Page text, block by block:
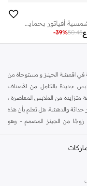
نظارة شمسية أفياتور بحماية من الأشعة فوق البنفسجية
50.45
-39%
تجارية في عام 1981 متخصصة في اقمشة الحينز و مستوحاة من
جديدة بالكامل من الأصناف
من الملابس المعاصرة ،
حداثة والدهشة، هل تعلم بأن هذه
زوجًا من الجينز المصمم - وهو
للارتقاء بمظهرك إلى
تشيريتات ذات علامة تجارية ،
اسنكير الرياضية ، وكعب عالي